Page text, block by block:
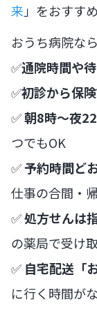
来 」をおすす
おうち病院なら
✅通院時間や
✅初診から保
✅朝8時〜夜
つでもOK
✅予約時間ど
仕事の合間・
✅処方せんは
の薬局で受け
✅ 自宅配送「
に行く時間が